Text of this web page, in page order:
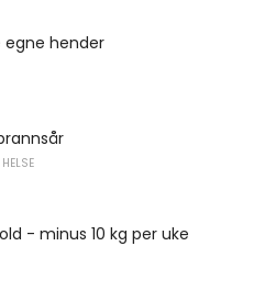
egne hender
- minus 10 kg per uke